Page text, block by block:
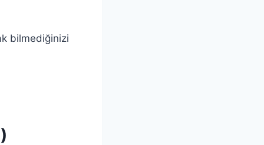
bilmediğinizi